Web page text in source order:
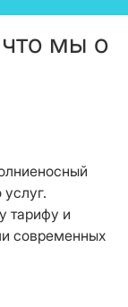
мы о
тарифу и
современных